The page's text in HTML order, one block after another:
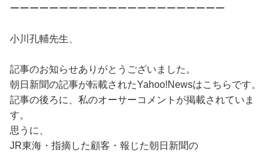
ーーーーーーーーーーーーーーーーーーーーーー
小川孔輔先生、
記事のお知らせありがとうございました。
朝日新聞の記事が転載されたYahoo!Newsはこちらです。
記事の後ろに、私のオーサーコメントが掲載されていま
す。
思うに、
JR東海・指摘した顧客・報じた朝日新聞の